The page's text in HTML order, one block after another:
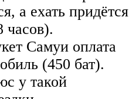
а ехать придётся
часов).
Самуи оплата
(450 бат).
у такой